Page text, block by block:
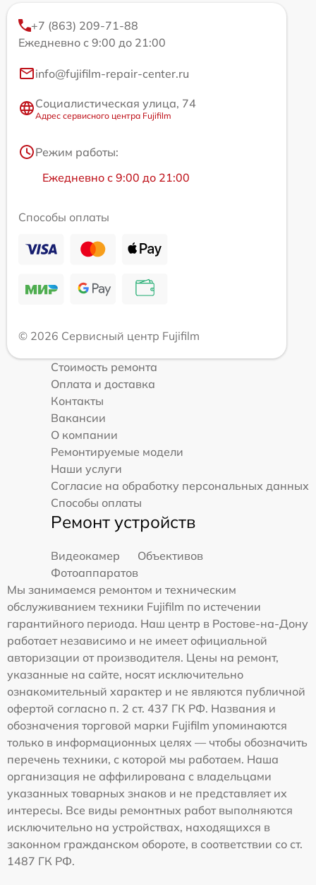
+7 (863) 209-71-88
Ежедневно с 9:00 до 21:00
info@fujifilm-repair-center.ru
Социалистическая улица, 74
Адрес сервисного центра Fujifilm
Режим работы:
Ежедневно с 9:00 до 21:00
Способы оплаты
© 2026 Сервисный центр Fujifilm
Стоимость ремонта
Оплата и доставка
Контакты
Вакансии
О компании
Ремонтируемые модели
Наши услуги
Согласие на обработку персональных данных
Способы оплаты
Ремонт устройств
Видеокамер
Объективов
Фотоаппаратов
Мы занимаемся ремонтом и техническим
обслуживанием техники Fujifilm по истечении
гарантийного периода. Наш центр в Ростове-на-Дону
работает независимо и не имеет официальной
авторизации от производителя. Цены на ремонт,
указанные на сайте, носят исключительно
ознакомительный характер и не являются публичной
офертой согласно п. 2 ст. 437 ГК РФ. Названия и
обозначения торговой марки Fujifilm упоминаются
только в информационных целях — чтобы обозначить
перечень техники, с которой мы работаем. Наша
организация не аффилирована с владельцами
указанных товарных знаков и не представляет их
интересы. Все виды ремонтных работ выполняются
исключительно на устройствах, находящихся в
законном гражданском обороте, в соответствии со ст.
1487 ГК РФ.